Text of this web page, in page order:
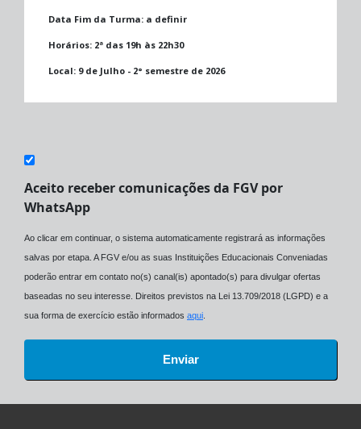
Data Fim da Turma: a definir
Horários: 2ª das 19h às 22h30
Local: 9 de Julho - 2° semestre de 2026
Aceito receber comunicações da FGV por
WhatsApp
Ao clicar em continuar, o sistema automaticamente registrará as informações
salvas por etapa. A FGV e/ou as suas Instituições Educacionais Conveniadas
poderão entrar em contato no(s) canal(is) apontado(s) para divulgar ofertas
baseadas no seu interesse. Direitos previstos na Lei 13.709/2018 (LGPD) e a
sua forma de exercício estão informados aqui
Enviar